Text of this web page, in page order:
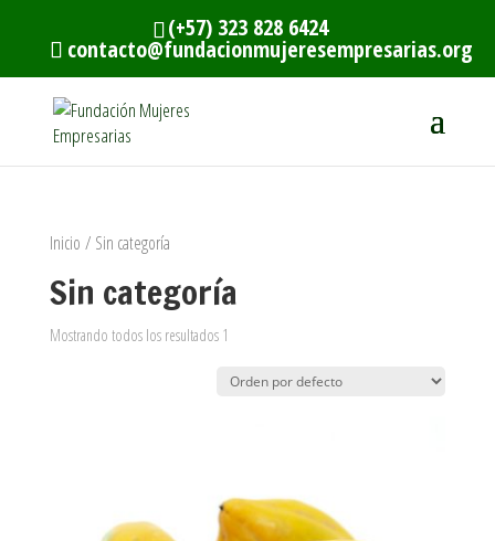
(+57) 323 828 6424
contacto@fundacionmujeresempresarias.org
Inicio / Sin categoría
Sin categoría
Mostrando todos los resultados 1